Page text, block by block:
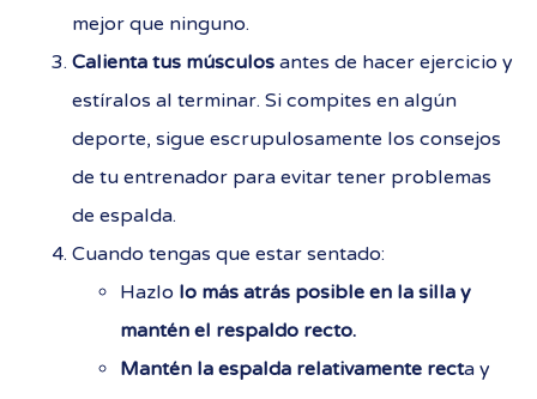
mejor que ninguno.
Calienta tus músculos antes de hacer ejercicio y
estíralos al terminar. Si compites en algún
deporte, sigue escrupulosamente los consejos
de tu entrenador para evitar tener problemas
de espalda.
Cuando tengas que estar sentado:
Hazlo lo más atrás posible en la silla y
mantén el respaldo recto.
Mantén la espalda relativamente recta y